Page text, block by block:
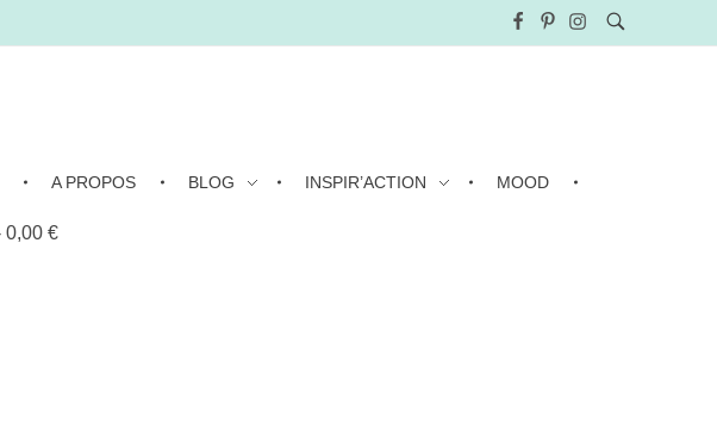
A PROPOS BLOG INSPIR’ACTION MOOD
0,00 €